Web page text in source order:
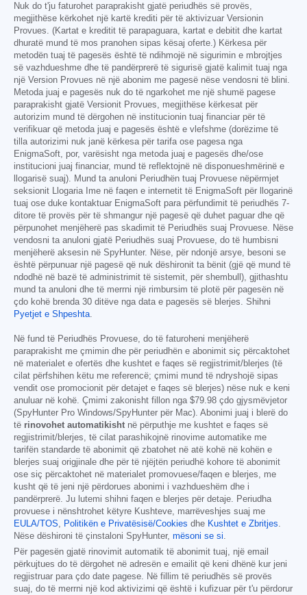
Nuk do t'ju faturohet paraprakisht gjatë periudhës së provës,
megjithëse kërkohet një kartë krediti për të aktivizuar Versionin
Provues. (Kartat e kreditit të parapaguara, kartat e debitit dhe kartat
dhuratë mund të mos pranohen sipas kësaj oferte.) Kërkesa për
metodën tuaj të pagesës është të ndihmojë në sigurimin e mbrojtjes
së vazhdueshme dhe të pandërprerë të sigurisë gjatë kalimit tuaj nga
një Version Provues në një abonim me pagesë nëse vendosni të blini.
Metoda juaj e pagesës nuk do të ngarkohet me një shumë pagese
paraprakisht gjatë Versionit Provues, megjithëse kërkesat për
autorizim mund të dërgohen në institucionin tuaj financiar për të
verifikuar që metoda juaj e pagesës është e vlefshme (dorëzime të
tilla autorizimi nuk janë kërkesa për tarifa ose pagesa nga
EnigmaSoft, por, varësisht nga metoda juaj e pagesës dhe/ose
institucioni juaj financiar, mund të reflektojnë në disponueshmërinë e
llogarisë suaj). Mund ta anuloni Periudhën tuaj Provuese nëpërmjet
seksionit Llogaria Ime në faqen e internetit të EnigmaSoft për llogarinë
tuaj ose duke kontaktuar EnigmaSoft para përfundimit të periudhës 7-
ditore të provës për të shmangur një pagesë që duhet paguar dhe që
përpunohet menjëherë pas skadimit të Periudhës suaj Provuese. Nëse
vendosni ta anuloni gjatë Periudhës suaj Provuese, do të humbisni
menjëherë aksesin në SpyHunter. Nëse, për ndonjë arsye, besoni se
është përpunuar një pagesë që nuk dëshironit ta bënit (gjë që mund të
ndodhë në bazë të administrimit të sistemit, për shembull), gjithashtu
mund ta anuloni dhe të merrni një rimbursim të plotë për pagesën në
çdo kohë brenda 30 ditëve nga data e pagesës së blerjes. Shihni
Pyetjet e Shpeshta
Në fund të Periudhës Provuese, do të faturoheni menjëherë
paraprakisht me çmimin dhe për periudhën e abonimit siç përcaktohet
në materialet e ofertës dhe kushtet e faqes së regjistrimit/blerjes (të
cilat përfshihen këtu me referencë; çmimi mund të ndryshojë sipas
vendit ose promocionit për detajet e faqes së blerjes) nëse nuk e keni
anuluar në kohë. Çmimi zakonisht fillon nga $79.98 çdo gjysmëvjetor
(SpyHunter Pro Windows/SpyHunter për Mac). Abonimi juaj i blerë do
të rinovohet automatikisht në përputhje me kushtet e faqes së
regjistrimit/blerjes, të cilat parashikojnë rinovime automatike me
tarifën standarde të abonimit që zbatohet në atë kohë në kohën e
blerjes suaj origjinale dhe për të njëjtën periudhë kohore të abonimit
ose siç përcaktohet në materialet promovuese/faqen e blerjes, me
kusht që të jeni një përdorues abonimi i vazhdueshëm dhe i
pandërprerë. Ju lutemi shihni faqen e blerjes për detaje. Periudha
provuese i nënshtrohet këtyre Kushteve, marrëveshjes suaj me
EULA/TOS
Politikën e Privatësisë/Cookies dhe Kushtet e Zbritjes
Nëse dëshironi të çinstaloni SpyHunter, mësoni se si
Për pagesën gjatë rinovimit automatik të abonimit tuaj, një email
përkujtues do të dërgohet në adresën e emailit që keni dhënë kur jeni
regjistruar para çdo date pagese. Në fillim të periudhës së provës
suaj, do të merrni një kod aktivizimi që është i kufizuar për t'u përdorur